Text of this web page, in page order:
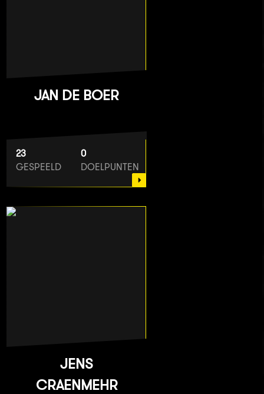
JAN DE BOER
23
GESPEELD
0
DOELPUNTEN
JENS
CRAENMEHR